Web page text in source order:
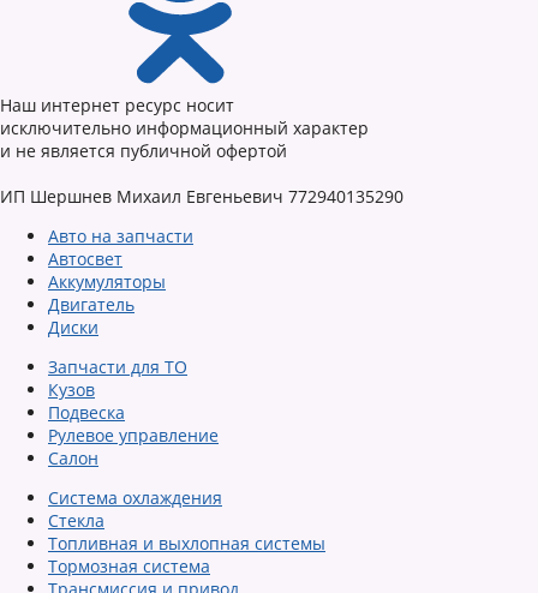
Наш интернет ресурс носит
исключительно информационный характер
и не является публичной офертой
ИП Шершнев Михаил Евгеньевич 772940135290
Авто на запчасти
Автосвет
Аккумуляторы
Двигатель
Диски
Запчасти для ТО
Кузов
Подвеска
Рулевое управление
Салон
Система охлаждения
Стекла
Топливная и выхлопная системы
Тормозная система
Трансмиссия и привод